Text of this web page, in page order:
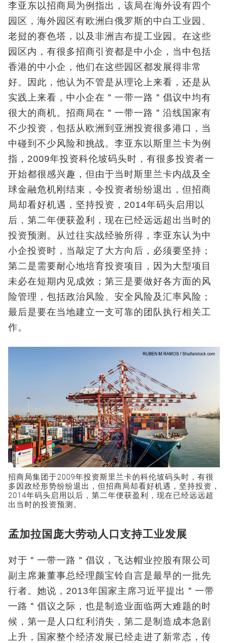
李亚东以招商局为例指出，该局在海外设有四个
园区，海外园区有欧洲白俄罗斯的中白工业园、
老挝的赛色塔，以及非洲吉布提工业园。在这些
园区内，有很多招商引资都是中小企，当中包括
香港的中小企，他们在这些园区都发展得非常
好。因此，他认为不管是从理论上来看，还是从
实践上来看，中小企在＂一带一路＂倡议中均有
很大的商机。招商局在＂一带一路＂沿线国家有
不少投资，包括从欧洲到亚洲投资很多港口，当
中碰到不少风险和挑战。李亚东以斯里兰卡为例
指，2009年投资科伦坡码头时，有很多投资者一
开始都很感兴趣，但由于当时斯里兰卡内战及全
球金融危机刚结束，令投资者纷纷退出，但招商
局却看好机遇，坚持投资，2014年码头启用以
后，第二年便获盈利，现在已经远远超出当时的
投资预测。从过往实战经验所得，李亚东认为中
小企投资时，当敲定了大方向后，必须要坚持；
第二是需要耐心地培育投资项目，因为大型项目
未必在短期内见成效；第三是要做好各方面的风
险管理，包括政治风险、安全风险及汇率风险；
最后是要在当地建立一支可靠的团队执行相关工
作。
招商局集团于2009年投资斯里兰卡的科伦坡码头时，有很
多因政经形势纷纷退出，但招商局却看好机遇，坚持投资，
2014年码头启用以后，第二年便获盈利，现在已经远远超
出当时的投资预测。
孟加拉国庞大劳动人口支持工业发展
对于＂一带一路＂倡议，飞达帽业控股有限公司
副主席兼董事总经理颜宝铃自言是最早的一批先
行者。她说，2013年国家主席习近平提出＂一带
一路＂倡议之际，也是制造业面临两大难题的时
候，第一是人口红利消失，第二是制造成本急剧
上升，国家整个经济发展已经走进了新常态，传